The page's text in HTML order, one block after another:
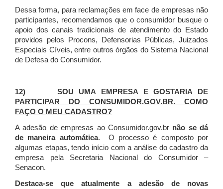
Dessa forma, para reclamações em face de empresas não
participantes, recomendamos que o consumidor busque o
apoio dos canais tradicionais de atendimento do Estado
providos pelos Procons, Defensorias Públicas, Juizados
Especiais Cíveis, entre outros órgãos do Sistema Nacional
de Defesa do Consumidor.
12) SOU UMA EMPRESA E GOSTARIA DE
PARTICIPAR DO CONSUMIDOR.GOV.BR. COMO
FAÇO O MEU CADASTRO?
A adesão de empresas ao Consumidor.gov.br não se dá
de maneira automática. O processo é composto por
algumas etapas, tendo início com a análise do cadastro da
empresa pela Secretaria Nacional do Consumidor –
Senacon.
Destaca-se que atualmente a adesão de novas